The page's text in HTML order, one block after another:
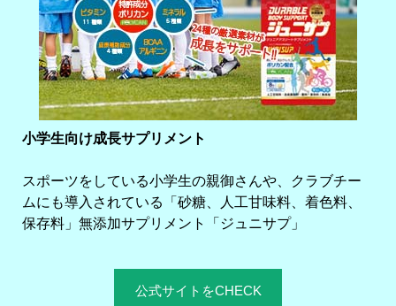
小学生向け成長サプリメント
スポーツをしている小学生の親御さんや、クラブチー
ムにも導入されている「砂糖、人工甘味料、着色料、
保存料」無添加サプリメント「ジュニサプ」
公式サイトをCHECK